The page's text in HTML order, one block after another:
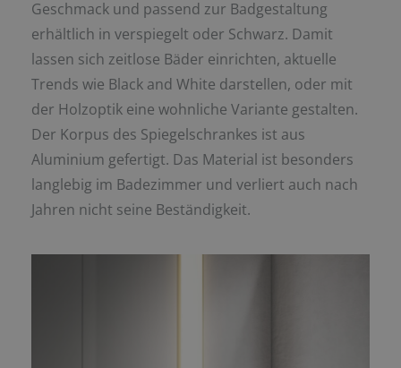
Geschmack und passend zur Badgestaltung
erhältlich in verspiegelt oder Schwarz. Damit
lassen sich zeitlose Bäder einrichten, aktuelle
Trends wie Black and White darstellen, oder mit
der Holzoptik eine wohnliche Variante gestalten.
Der Korpus des Spiegelschrankes ist aus
Aluminium gefertigt. Das Material ist besonders
langlebig im Badezimmer und verliert auch nach
Jahren nicht seine Beständigkeit.